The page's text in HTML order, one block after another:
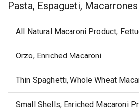
Pasta, Espagueti, Macarrones
All Natural Macaroni Product,
Orzo, Enriched Macaroni
Thin Spaghetti, Whole Wheat
Small Shells, Enriched Macaroni